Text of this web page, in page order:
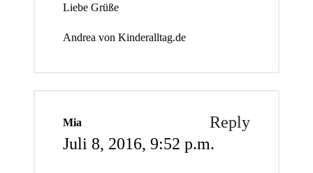
Liebe Grüße
Andrea von Kinderalltag.de
Mia
Reply
Juli 8, 2016, 9:52 p.m.